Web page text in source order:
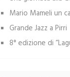
Mario Mameli un
Grande Jazz a Pirri
8° edizione di